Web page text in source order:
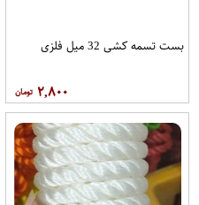
بست تسمه کشی 32 میل فلزی
۲,۸۰۰